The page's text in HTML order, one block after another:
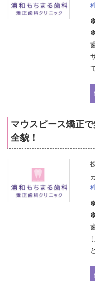
マウスピース矯正
全貌！